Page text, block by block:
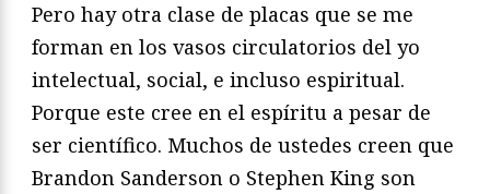
Pero hay otra clase de placas que se me
forman en los vasos circulatorios del yo
intelectual, social, e incluso espiritual.
Porque este cree en el espíritu a pesar de
ser científico. Muchos de ustedes creen que
Brandon Sanderson o Stephen King son